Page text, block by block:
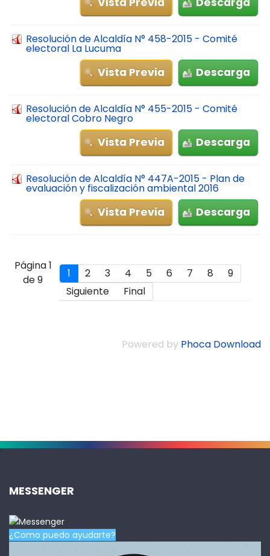
Resolución de Alcaldía N° 458-2015 - Comité
electoral La Lucuma
Descarga
Vista Previa
Resolución de Alcaldía N° 455-2015 - Comité
electoral Cobro Negro
Descarga
Vista Previa
Resolución de Alcaldía N° 447A-2015 - Plan de
evaluación y fiscalización ambiental 2016
Descarga
Vista Previa
Página 1
de 9
1 2 3 4 5 6 7 8
9
Siguiente
Final
Powered by Phoca Download
.
MESSENGER
¿Como puedo ayudarte?